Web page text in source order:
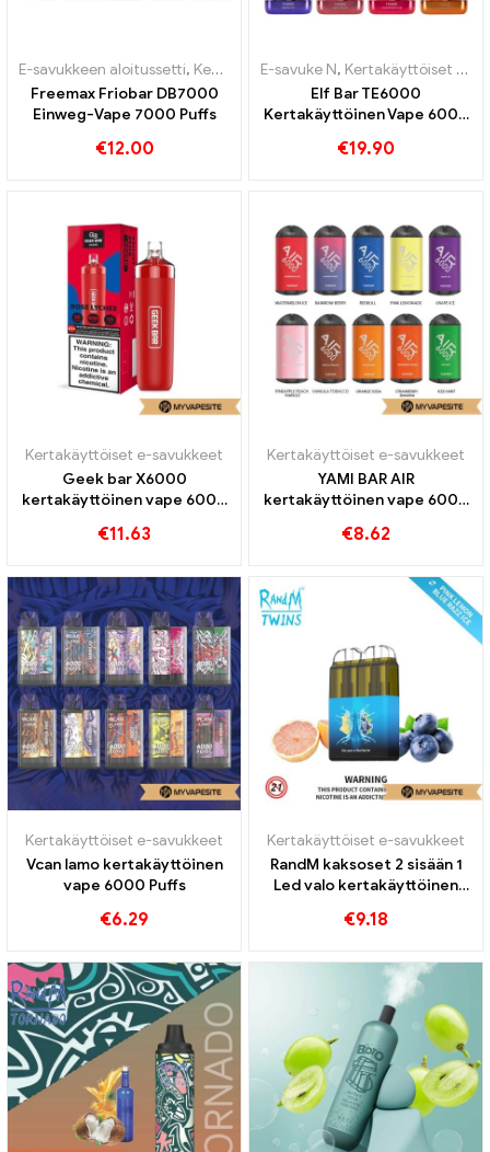
E-savukkeen aloitussetti, Kertakäyttöiset e-savukkeet
Freemax Friobar DB7000
Einweg-Vape 7000 Puffs
€12.00
E-savuke N, Kertakäyttöiset e-savukkeet
Elf Bar TE6000
Kertakäyttöinen Vape 6000
€19.90
Kertakäyttöiset e-savukkeet
Geek bar X6000
kertakäyttöinen vape 6000
€11.63
Kertakäyttöiset e-savukkeet
YAMI BAR AIR
kertakäyttöinen vape 6000
€8.62
Kertakäyttöiset e-savukkeet
Vcan lamo kertakäyttöinen
vape 6000 Puffs
€6.29
Kertakäyttöiset e-savukkeet
RandM kaksoset 2 sisään 1
Led valo kertakäyttöinen
€9.18